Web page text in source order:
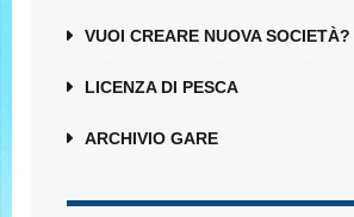
VUOI CREARE NUOVA SOCIETÀ?
LICENZA DI PESCA
ARCHIVIO GARE